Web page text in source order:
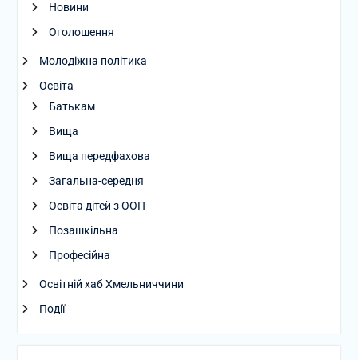
Новини
Оголошення
Молодіжна політика
Освіта
Батькам
Вища
Вища передфахова
Загальна-середня
Освіта дітей з ООП
Позашкільна
Професійна
Освітній хаб Хмельниччини
Події